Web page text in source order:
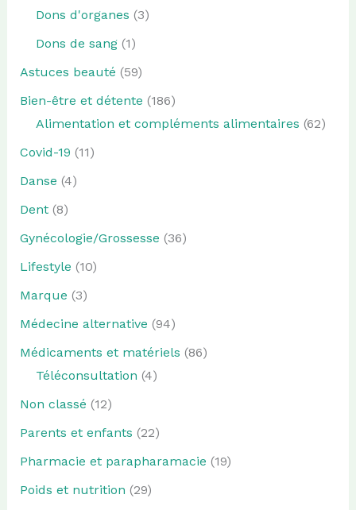
Dons d'organes (3)
Dons de sang(1)
Astuces beauté (59)
Bien-être et détente (186)
Alimentation et compléments alimentaires (62)
Covid-19 (11)
Danse (4)
Dent(8)
Gynécologie/Grossesse (36)
Lifestyle (10)
Marque (3)
Médecine alternative (94)
Médicaments et matériels (86)
Téléconsultation (4)
Non classé (12)
Parents et enfants (22)
Pharmacie et parapharamacie (19)
Poids et nutrition (29)